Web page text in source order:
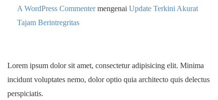
A WordPress Commentermengenai Update Terkini Akurat
Tajam Berintregritas
Lorem ipsum dolor sit amet, consectetur adipisicing elit. Minima
incidunt voluptates nemo, dolor optio quia architecto quis delectus
perspiciatis.